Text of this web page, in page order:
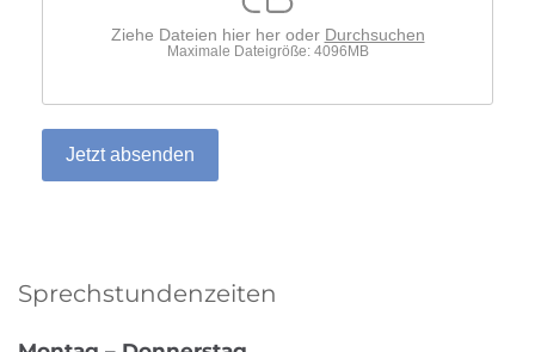
Ziehe Dateien hier her oder Durchsuchen
Maximale Dateigröße: 4096MB
Jetzt absenden
Sprechstundenzeiten